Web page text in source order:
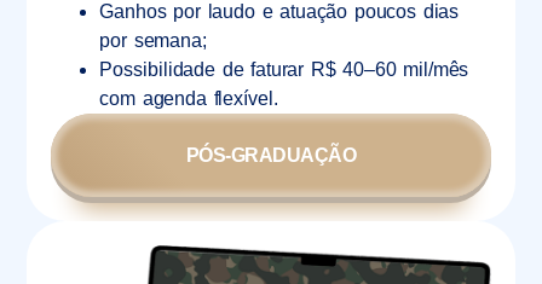
Ganhos por laudo e atuação poucos dias
por semana;
Possibilidade de faturar R$ 40–60 mil/mês
com agenda flexível.
PÓS-GRADUAÇÃO